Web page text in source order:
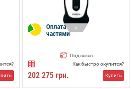
Оплата
частями
Под заказ
Как быстро окупится?
202 275 грн. Купить